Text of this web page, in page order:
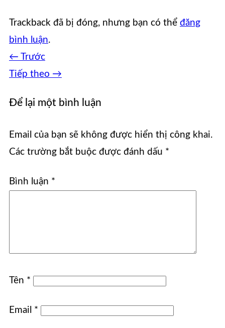
Trackback đã bị đóng, nhưng bạn có thể đăng
bình luận.
← Trước
Tiếp theo →
Để lại một bình luận
Email của bạn sẽ không được hiển thị công khai.
Các trường bắt buộc được đánh dấu *
Bình luận *
Tên *
Email *